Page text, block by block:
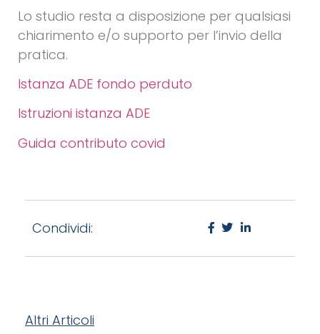
Lo studio resta a disposizione per qualsiasi
chiarimento e/o supporto per l’invio della
pratica.
Istanza ADE fondo perduto
Istruzioni istanza ADE
Guida contributo covid
Condividi:
Altri Articoli